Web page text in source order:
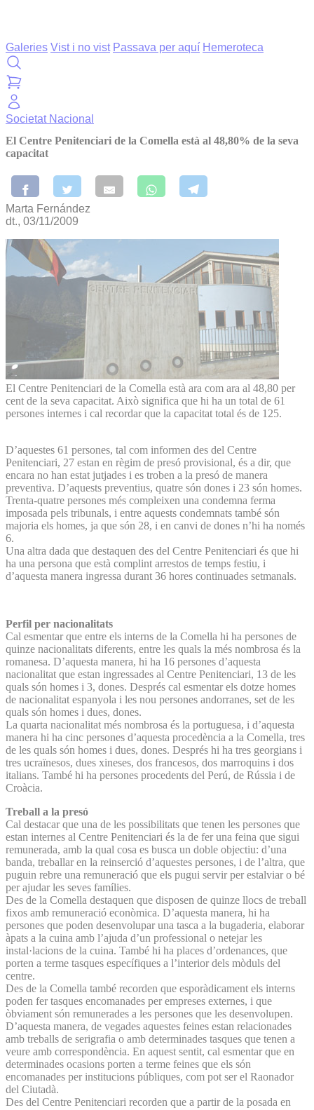
Galeries Vist i no vist Passava per aquí Hemeroteca
Societat Nacional
El Centre Penitenciari de la Comella està al 48,80% de la seva
capacitat
Marta Fernández
dt., 03/11/2009
El Centre Penitenciari de la Comella està ara com ara al 48,80 per
cent de la seva capacitat. Això significa que hi ha un total de 61
persones internes i cal recordar que la capacitat total és de 125.
D’aquestes 61 persones, tal com informen des del Centre
Penitenciari, 27 estan en règim de presó provisional, és a dir, que
encara no han estat jutjades i es troben a la presó de manera
preventiva. D’aquests preventius, quatre són dones i 23 són homes.
Trenta-quatre persones més compleixen una condemna ferma
imposada pels tribunals, i entre aquests condemnats també són
majoria els homes, ja que són 28, i en canvi de dones n’hi ha només
6.
Una altra dada que destaquen des del Centre Penitenciari és que hi
ha una persona que està complint arrestos de temps festiu, i
d’aquesta manera ingressa durant 36 hores continuades setmanals.
Perfil per nacionalitats
Cal esmentar que entre els interns de la Comella hi ha persones de
quinze nacionalitats diferents, entre les quals la més nombrosa és la
romanesa. D’aquesta manera, hi ha 16 persones d’aquesta
nacionalitat que estan ingressades al Centre Penitenciari, 13 de les
quals són homes i 3, dones. Després cal esmentar els dotze homes
de nacionalitat espanyola i les nou persones andorranes, set de les
quals són homes i dues, dones.
La quarta nacionalitat més nombrosa és la portuguesa, i d’aquesta
manera hi ha cinc persones d’aquesta procedència a la Comella, tres
de les quals són homes i dues, dones. Després hi ha tres georgians i
tres ucraïnesos, dues xineses, dos francesos, dos marroquins i dos
italians. També hi ha persones procedents del Perú, de Rússia i de
Croàcia.
Treball a la presó
Cal destacar que una de les possibilitats que tenen les persones que
estan internes al Centre Penitenciari és la de fer una feina que sigui
remunerada, amb la qual cosa es busca un doble objectiu: d’una
banda, treballar en la reinserció d’aquestes persones, i de l’altra, que
puguin rebre una remuneració que els pugui servir per estalviar o bé
per ajudar les seves famílies.
Des de la Comella destaquen que disposen de quinze llocs de treball
fixos amb remuneració econòmica. D’aquesta manera, hi ha
persones que poden desenvolupar una tasca a la bugaderia, elaborar
àpats a la cuina amb l’ajuda d’un professional o netejar les
instal·lacions de la cuina. També hi ha places d’ordenances, que
porten a terme tasques específiques a l’interior dels mòduls del
centre.
Des de la Comella també recorden que esporàdicament els interns
poden fer tasques encomanades per empreses externes, i que
òbviament són remunerades a les persones que les desenvolupen.
D’aquesta manera, de vegades aquestes feines estan relacionades
amb treballs de serigrafia o amb determinades tasques que tenen a
veure amb correspondència. En aquest sentit, cal esmentar que en
determinades ocasions porten a terme feines que els són
encomanades per institucions públiques, com pot ser el Raonador
del Ciutadà.
Des del Centre Penitenciari recorden que a partir de la posada en